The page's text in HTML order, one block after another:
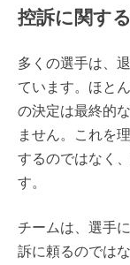
控訴に関す
多くの選手は、
ています。ほと
の決定は最終的
ません。これを
するのではなく
す。
チームは、選手
訴に頼るのでは